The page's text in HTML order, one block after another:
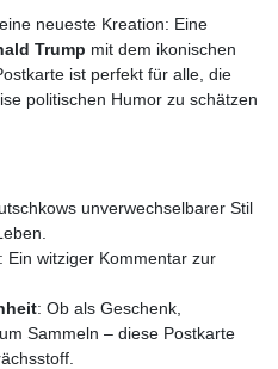
neueste Kreation: Eine
Trump mit dem ikonischen
ist perfekt für alle, die
politischen Humor zu schätzen
unverwechselbarer Stil
: Ein witziger Kommentar zur
: Ob als Geschenk,
Sammeln – diese Postkarte